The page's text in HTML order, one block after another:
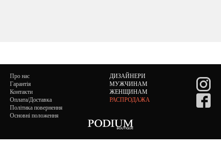
Про нас
Гарантія
Контакти
Оплата/Доставка
Політика повернення
Основні положення
ДИЗАЙНЕРИ
МУЖЧИНАМ
ЖЕНЩИНАМ
РАСПРОДАЖА